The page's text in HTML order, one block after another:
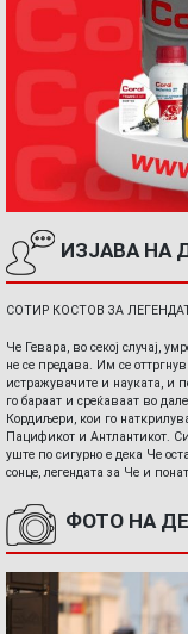
ИЗЈАВА НА
СОТИР КОСТОВ ЗА
Че Гевара, во секој случај,
не се предава. Им се
истражувачите и науката, и
го бараат и среќаваат во
Кордиљери, кои го
Пацификот и Антлантикот.
уште по сигурно е дека Че
сонце, легендата за Че и
ФОТО НА